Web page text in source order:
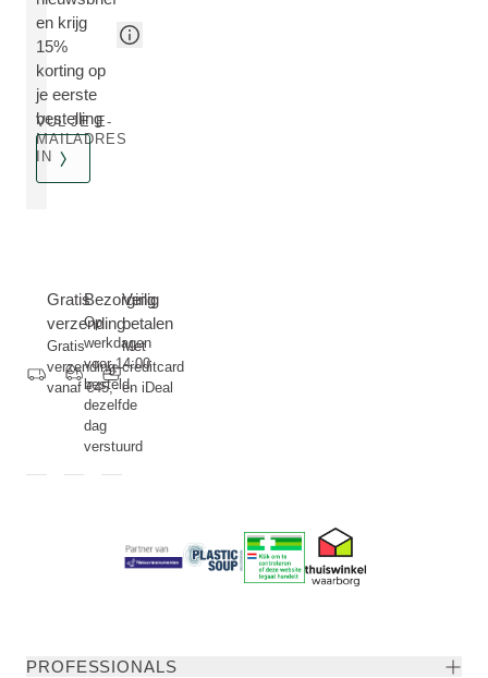
en krijg
15%
korting op
je eerste
bestelling
VUL JE E-
MAILADRES
IN
Gratis
verzending
Gratis
verzending
vanaf €45,-
Bezorging
Op
werkdagen
voor 14:00
besteld,
dezelfde
dag
verstuurd
Veilig
betalen
Met
creditcard
en iDeal
PROFESSIONALS